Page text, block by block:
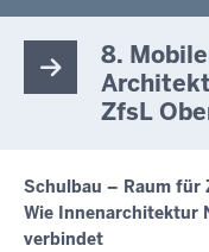
8.
ZfsL
Schulbau – Raum für
Wie Innenarchitektur
verbindet